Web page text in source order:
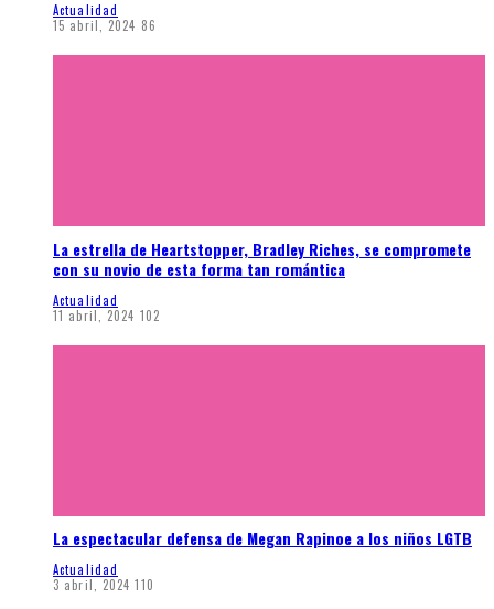
Actualidad
15 abril, 2024 86
La estrella de Heartstopper, Bradley Riches, se compromete
con su novio de esta forma tan romántica
Actualidad
11 abril, 2024 102
La espectacular defensa de Megan Rapinoe a los niños LGTB
Actualidad
3 abril, 2024 110